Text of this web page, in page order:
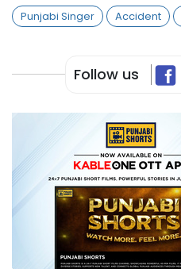
Punjabi Singer Accident
Follow us